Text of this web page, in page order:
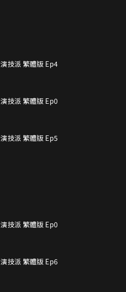
20191129 演技派 繁體版 Ep4
20191201 演技派 繁體版 Ep0
20191206 演技派 繁體版 Ep5
20191208 演技派 繁體版 Ep0
20191213 演技派 繁體版 Ep6